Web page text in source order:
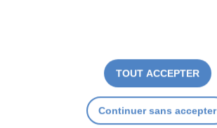
TOUT ACCEPTER
Continuer sans accepter